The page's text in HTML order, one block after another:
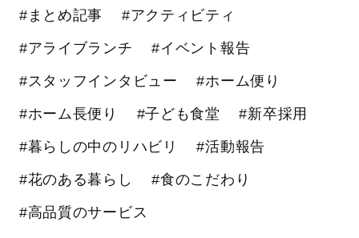
#まとめ記事 #アクティビティ
#アライブランチ #イベント報告
#スタッフインタビュー #ホーム便り
#ホーム長便り #子ども食堂 #新卒採用
#暮らしの中のリハビリ #活動報告
#花のある暮らし #食のこだわり
#高品質のサービス